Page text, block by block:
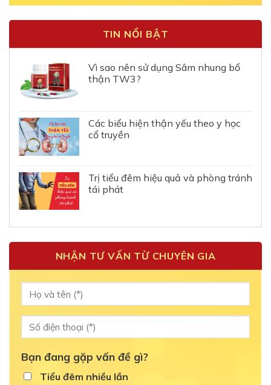
TIN NỔI BẬT
Vì sao nên sử dụng Sâm nhung bổ
thận TW3?
Các biểu hiện thận yếu theo y học
cổ truyền
Trị tiểu đêm hiệu quả và phòng tránh
tái phát
NHẬN TƯ VẤN TỪ CHUYÊN GIA
Bạn đang gặp vấn đề gì?
Tiểu đêm nhiều lần